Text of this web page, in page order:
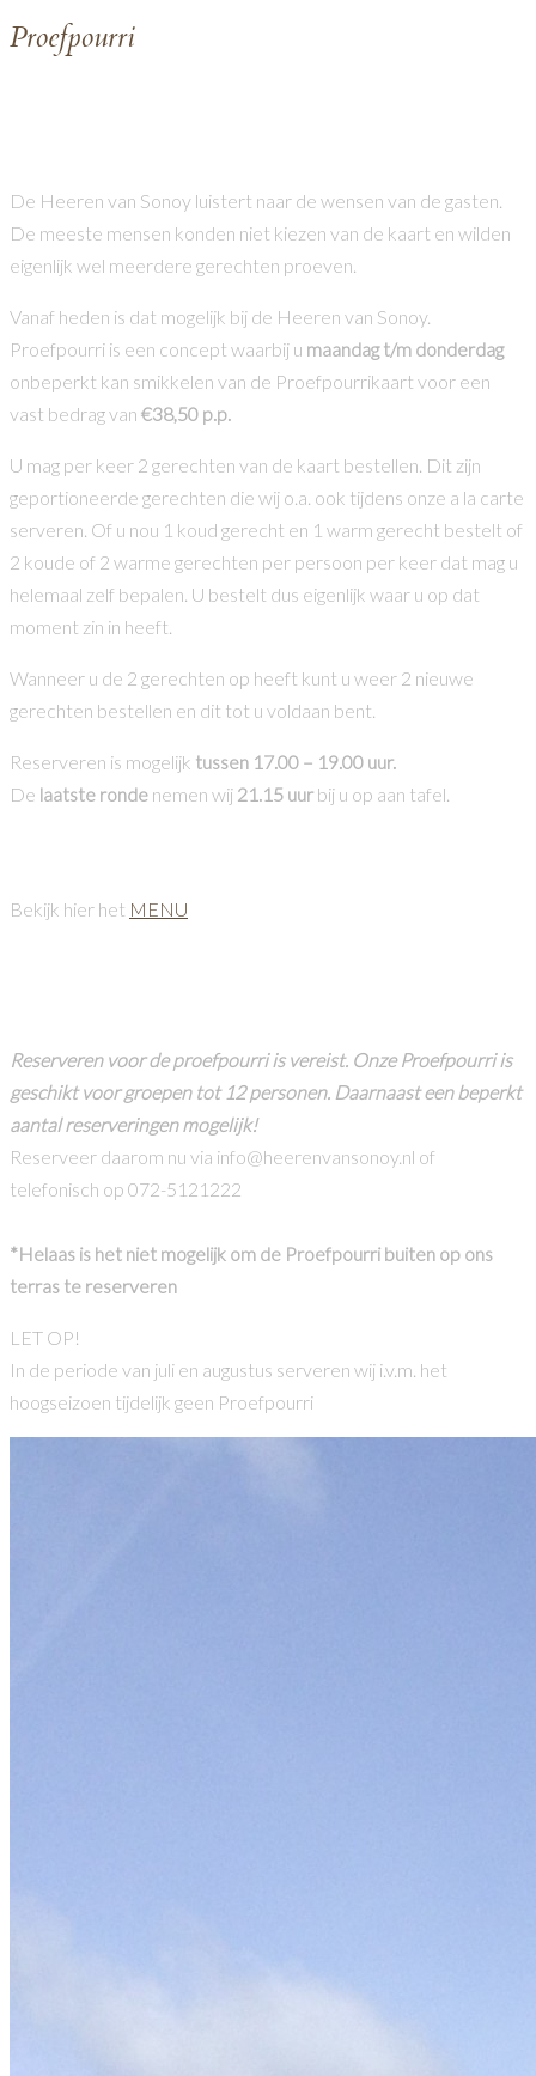
Proefpourri
De Heeren van Sonoy luistert naar de wensen van de gasten.
De meeste mensen konden niet kiezen van de kaart en wilden
eigenlijk wel meerdere gerechten proeven.
Vanaf heden is dat mogelijk bij de Heeren van Sonoy.
Proefpourri is een concept waarbij u maandag t/m donderdag
onbeperkt kan smikkelen van de Proefpourrikaart voor een
vast bedrag van €38,50 p.p.
U mag per keer 2 gerechten van de kaart bestellen. Dit zijn
geportioneerde gerechten die wij o.a. ook tijdens onze a la carte
serveren. Of u nou 1 koud gerecht en 1 warm gerecht bestelt of
2 koude of 2 warme gerechten per persoon per keer dat mag u
helemaal zelf bepalen. U bestelt dus eigenlijk waar u op dat
moment zin in heeft.
Wanneer u de 2 gerechten op heeft kunt u weer 2 nieuwe
gerechten bestellen en dit tot u voldaan bent.
Reserveren is mogelijk tussen 17.00 – 19.00 uur.
De laatste ronde nemen wij 21.15 uur bij u op aan tafel.
Bekijk hier het MENU
Reserveren voor de proefpourri is vereist. Onze Proefpourri is
geschikt voor groepen tot 12 personen. Daarnaast een beperkt
aantal reserveringen mogelijk!
Reserveer daarom nu via info@heerenvansonoy.nl of
telefonisch op 072-5121222
*Helaas is het niet mogelijk om de Proefpourri buiten op ons
terras te reserveren
LET OP!
In de periode van juli en augustus serveren wij i.v.m. het
hoogseizoen tijdelijk geen Proefpourri